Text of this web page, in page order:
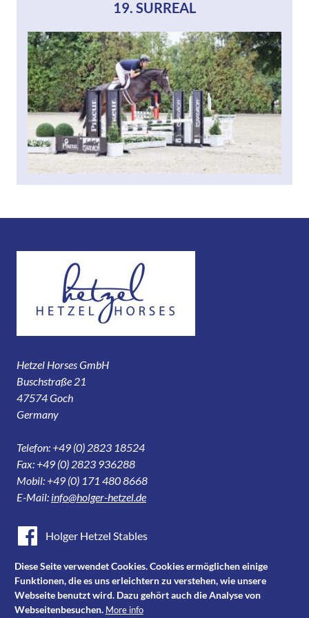
19. SURREAL
Hetzel Horses GmbH
Buschstraße 21
47574 Goch
Germany
Telefon: +49 (0) 2823 18524
Fax: +49 (0) 2823 936288
Mobil: +49 (0) 171 480 8668
E-Mail: info@holger-hetzel.de
Holger Hetzel Stables
Holger Hetzel Sport Horse Sales
Youtube
Diese Seite verwendet Cookies. Cookies ermöglichen einige
Funktionen, die es uns erleichtern zu verstehen, wie unsere
Webseite benutzt wird. Dazu gehört auch die Analyse von
Webseitenbesuchen. More info